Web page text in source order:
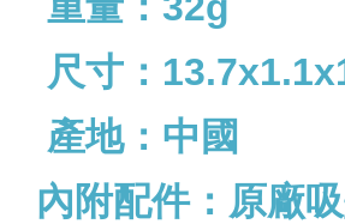
尺寸：
產地：中國
內附配件： 原廠